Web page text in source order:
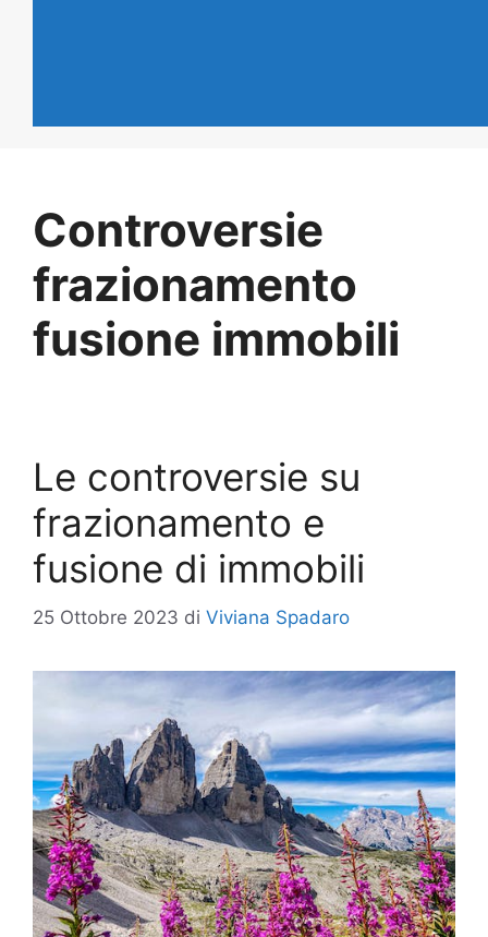
Controversie
frazionamento
fusione immobili
Le controversie su
frazionamento e
fusione di immobili
25 Ottobre 2023 di Viviana Spadaro